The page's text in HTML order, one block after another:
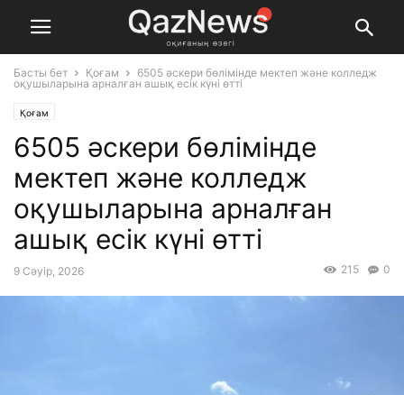
Басты бет Қоғам
6505 әскери бөлімінде мектеп және колледж
оқушыларына арналған ашық есік күні өтті
Қоғам
6505 әскери бөлімінде
мектеп және колледж
оқушыларына арналған
ашық есік күні өтті
9 Сәуір, 2026 0
215